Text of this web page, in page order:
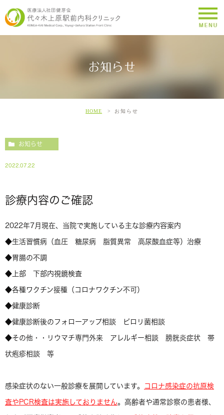
お知らせ
HOME お知らせ
お知らせ
2022.07.22
診療内容のご確認
2022年7月現在、当院で実施している主な診療内容案内
◆生活習慣病（血圧 糖尿病 脂質異常 高尿酸血症等）治療
◆胃腸の不調
◆上部 下部内視鏡検査
◆各種ワクチン接種（コロナワクチン不可）
◆健康診断
◆健康診断後のフォローアップ相談 ピロリ菌相談
◆その他・・リウマチ専門外来 アレルギー相談 膀胱炎症状 帯
状疱疹相談 等
感染症状のない一般診療を展開しています。 コロナ感染症の抗原検
査や PCR検査は実施しておりません。高齢者や通常診察の患者様、